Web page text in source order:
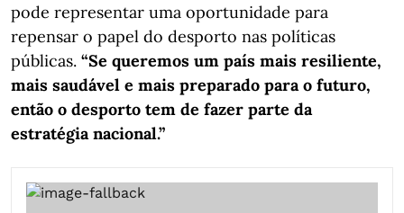
pode representar uma oportunidade para
repensar o papel do desporto nas políticas
públicas. “Se queremos um país mais resiliente,
mais saudável e mais preparado para o futuro,
então o desporto tem de fazer parte da
estratégia nacional.”